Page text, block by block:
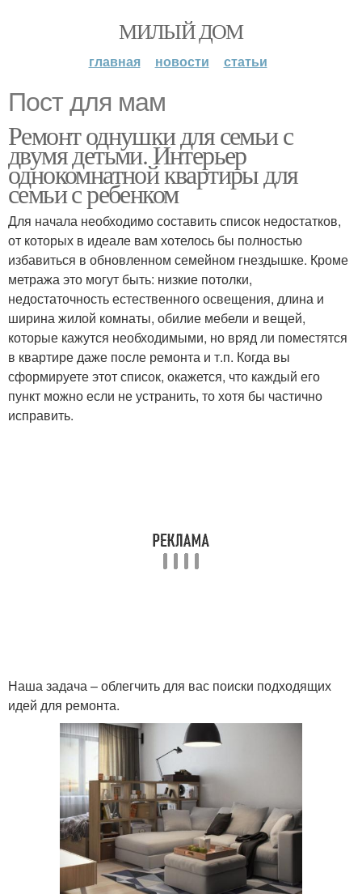
МИЛЫЙ ДОМ
главная новости статьи
Пост для мам
Ремонт однушки для семьи с
двумя детьми. Интерьер
однокомнатной квартиры для
семьи с ребенком
Для начала необходимо составить список недостатков,
от которых в идеале вам хотелось бы полностью
избавиться в обновленном семейном гнездышке. Кроме
метража это могут быть: низкие потолки,
недостаточность естественного освещения, длина и
ширина жилой комнаты, обилие мебели и вещей,
которые кажутся необходимыми, но вряд ли поместятся
в квартире даже после ремонта и т.п. Когда вы
сформируете этот список, окажется, что каждый его
пункт можно если не устранить, то хотя бы частично
исправить.
Наша задача – облегчить для вас поиски подходящих
идей для ремонта.